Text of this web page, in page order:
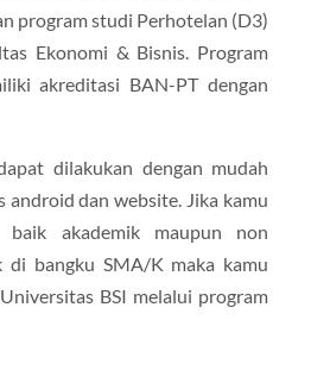
program studi Perhotelan (D3)
Ekonomi & Bisnis. Program
akreditasi BAN-PT dengan
dilakukan dengan mudah
android dan website. Jika kamu
baik akademik maupun non
di bangku SMA/K maka kamu
BSI melalui program